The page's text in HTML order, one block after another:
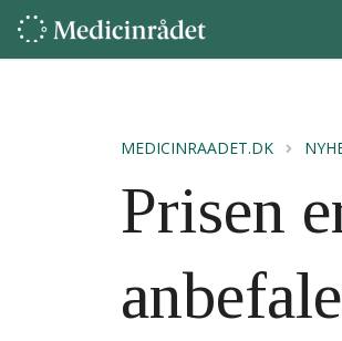
MEDICINRAADET.DK
Prisen